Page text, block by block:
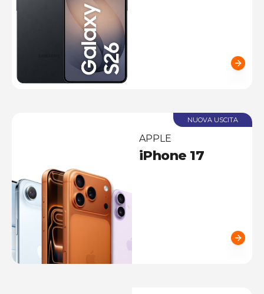
NUOVA USCITA
APPLE
iPhone 17